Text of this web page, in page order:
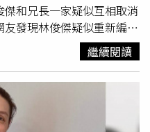
和兄長一家疑似互相取消
發現林俊傑疑似重新編輯
翻攝自IG，jjlin）針對外
ETtoday》和《三立新聞
相關事件已由女方委請律
代為回應。」短短24字，
過法律途徑反擊相關傳
到低調現身女友畢業典禮，
繼續閱讀